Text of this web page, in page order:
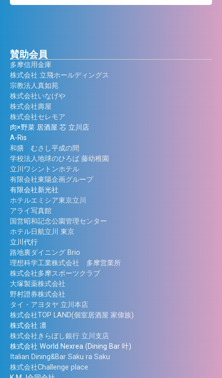
賛助会員
多摩信用金庫
株式会社 立飛ホールディングス
宗教法人真如苑
株式会社いなげや
株式会社壽屋
株式会社セレモア
肉×野菜 居酒屋 芯 立川店
A-Ris
和膳 むさし平成の間
学校法人地球のひろば 藤幼稚園
立川ワシントンホテル
有限会社東陽企画グループ
有限会社新光社
ホテルエミシア東京立川
アライ写真館
国営昭和記念公園管理センター
ホテル日航立川 東京
立川代行
路地裏ダイニング Brio
理想科学工業株式会社 多摩営業所
株式会社多摩スポーツクラブ
大塚製薬株式会社
野村證券株式会社
タイ・アヨタヤ 立川本店
株式会社TOP LAND(個室居酒屋 家偉族)
株式会社 凛
株式会社きらぼし銀行 立川支店
株式会社 World Nexrea (Dining Bar 叶)
Italian Dining&Bar Saku ra Saku
株式会社Challenge place